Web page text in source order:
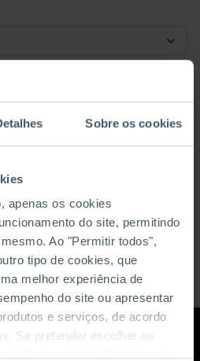
Sobre os cookies
apenas os cookies
do site, permitindo
Ao "Permitir todos",
tipo de cookies, que
melhor experiência de
do site ou apresentar
e serviços, de acordo
Se pretender escolher os